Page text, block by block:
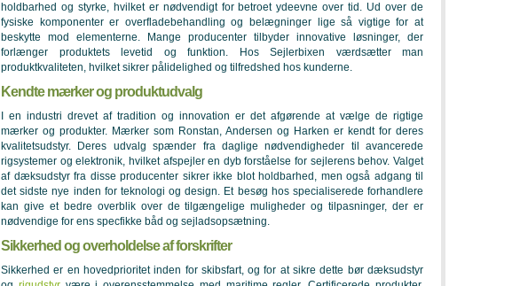
holdbarhed og styrke, hvilket er nødvendigt for betroet ydeevne over tid. Ud over de
fysiske komponenter er overfladebehandling og belægninger lige så vigtige for at
beskytte mod elementerne. Mange producenter tilbyder innovative løsninger, der
forlænger produktets levetid og funktion. Hos Sejlerbixen værdsætter man
produktkvaliteten, hvilket sikrer pålidelighed og tilfredshed hos kunderne.
Kendte mærker og produktudvalg
I en industri drevet af tradition og innovation er det afgørende at vælge de rigtige
mærker og produkter. Mærker som Ronstan, Andersen og Harken er kendt for deres
kvalitetsudstyr. Deres udvalg spænder fra daglige nødvendigheder til avancerede
rigsystemer og elektronik, hvilket afspejler en dyb forståelse for sejlerens behov. Valget
af dæksudstyr fra disse producenter sikrer ikke blot holdbarhed, men også adgang til
det sidste nye inden for teknologi og design. Et besøg hos specialiserede forhandlere
kan give et bedre overblik over de tilgængelige muligheder og tilpasninger, der er
nødvendige for ens specfikke båd og sejladsopsætning.
Sikkerhed og overholdelse af forskrifter
Sikkerhed er en hovedprioritet inden for skibsfart, og for at sikre dette bør dæksudstyr